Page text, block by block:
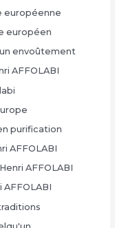
européenne
européen
envoûtement
AFFOLABI
purification
AFFOLABI
AFFOLABI